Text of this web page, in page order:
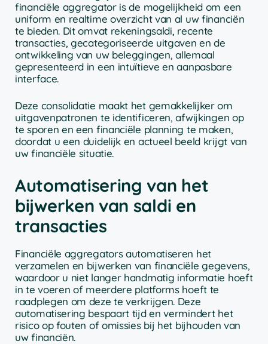
financiële aggregator is de mogelijkheid om een
uniform en realtime overzicht van al uw financiën
te bieden. Dit omvat rekeningsaldi, recente
transacties, gecategoriseerde uitgaven en de
ontwikkeling van uw beleggingen, allemaal
gepresenteerd in een intuïtieve en aanpasbare
interface.
Deze consolidatie maakt het gemakkelijker om
uitgavenpatronen te identificeren, afwijkingen op
te sporen en een financiële planning te maken,
doordat u een duidelijk en actueel beeld krijgt van
uw financiële situatie.
Automatisering van het
bijwerken van saldi en
transacties
Financiële aggregators automatiseren het
verzamelen en bijwerken van financiële gegevens,
waardoor u niet langer handmatig informatie hoeft
in te voeren of meerdere platforms hoeft te
raadplegen om deze te verkrijgen. Deze
automatisering bespaart tijd en vermindert het
risico op fouten of omissies bij het bijhouden van
uw financiën.